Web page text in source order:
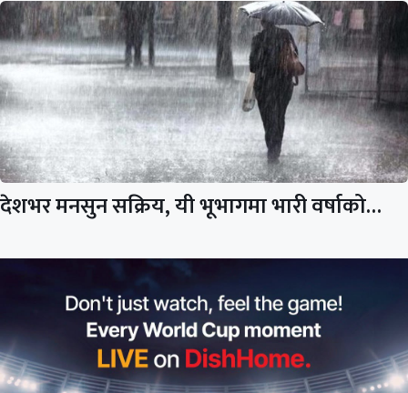
देशभर मनसुन सक्रिय, यी भूभागमा भारी वर्षाको…